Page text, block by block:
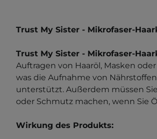
Trust My Sister - Mikrofaser-
Trust My Sister - Mikrofaser-
Auftragen von Haaröl, Masken
was die Aufnahme von
unterstützt. Außerdem müssen
oder Schmutz machen, wenn Sie
Wirkung des Produkts: